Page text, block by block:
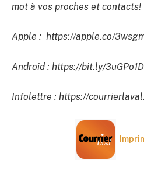
mot à vos proches et contacts!
Apple : https://apple.co/
Android : https://bit.ly/3uGPo1D
Infolettre : https://